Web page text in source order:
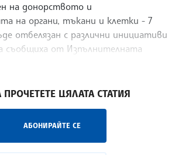
на донорството и
на органи, тъкани и клетки - 7
отбелязан с различни инициативи
съобщиха от Изпълнителната
ПРОЧЕТЕТЕ ЦЯЛАТА СТАТИЯ
АБОНИРАЙТЕ СЕ